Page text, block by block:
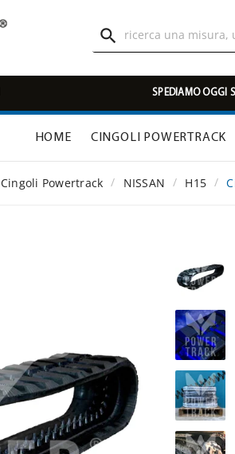

SPEDIAMO OGGI
HOME CINGOLI POWERTRACK
Cingoli Powertrack NISSAN H15